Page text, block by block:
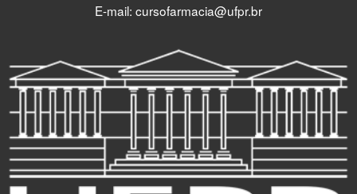
E-mail: cursofarmacia@ufpr.br